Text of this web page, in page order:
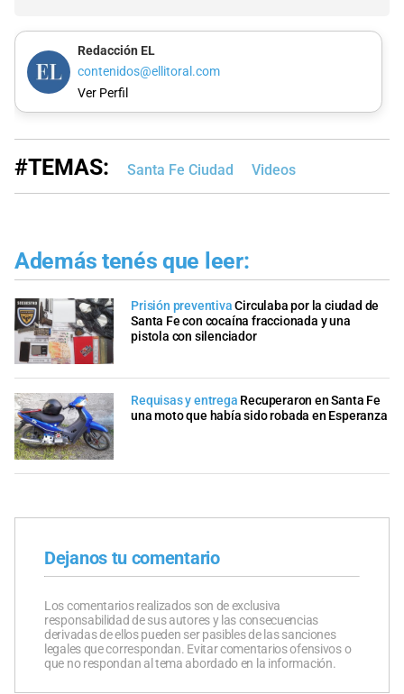
Redacción EL
contenidos@ellitoral.com
Ver Perfil
#TEMAS: Santa Fe Ciudad Videos
Además tenés que leer:
Prisión preventiva Circulaba por la ciudad de
Santa Fe con cocaína fraccionada y una
pistola con silenciador
Requisas y entrega Recuperaron en Santa Fe
una moto que había sido robada en Esperanza
Dejanos tu comentario
Los comentarios realizados son de exclusiva
responsabilidad de sus autores y las consecuencias
derivadas de ellos pueden ser pasibles de las sanciones
legales que correspondan. Evitar comentarios ofensivos o
que no respondan al tema abordado en la información.